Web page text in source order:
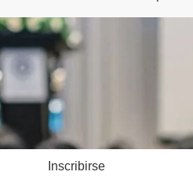
Inscribirse